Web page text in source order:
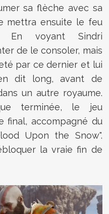
sa flèche avec sa
mettra ensuite le feu
En voyant Sindri
de le consoler, mais
par ce dernier et lui
dit long, avant de
un autre royaume.
terminée, le jeu
final, accompagné du
Upon the Snow".
la vraie fin de